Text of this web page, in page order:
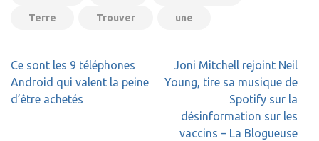
Terre Trouver une
Navigation
de
l’article
Ce sont les 9 téléphones
Android qui valent la peine
d’être achetés
Joni Mitchell rejoint Neil
Young, tire sa musique de
Spotify sur la
désinformation sur les
vaccins – La Blogueuse